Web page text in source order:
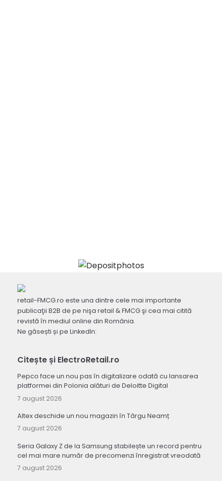
retail-FMCG.ro este una dintre cele mai importante
publicaţii B2B de pe nişa retail & FMCG şi cea mai citită
revistă în mediul online din România.
Ne găsești și pe LinkedIn:
Citește și ElectroRetail.ro
Pepco face un nou pas în digitalizare odată cu lansarea
platformei din Polonia alături de Deloitte Digital
7 august 2026
Altex deschide un nou magazin în Târgu Neamț
7 august 2026
Seria Galaxy Z de la Samsung stabilește un record pentru
cel mai mare număr de precomenzi înregistrat vreodată
7 august 2026